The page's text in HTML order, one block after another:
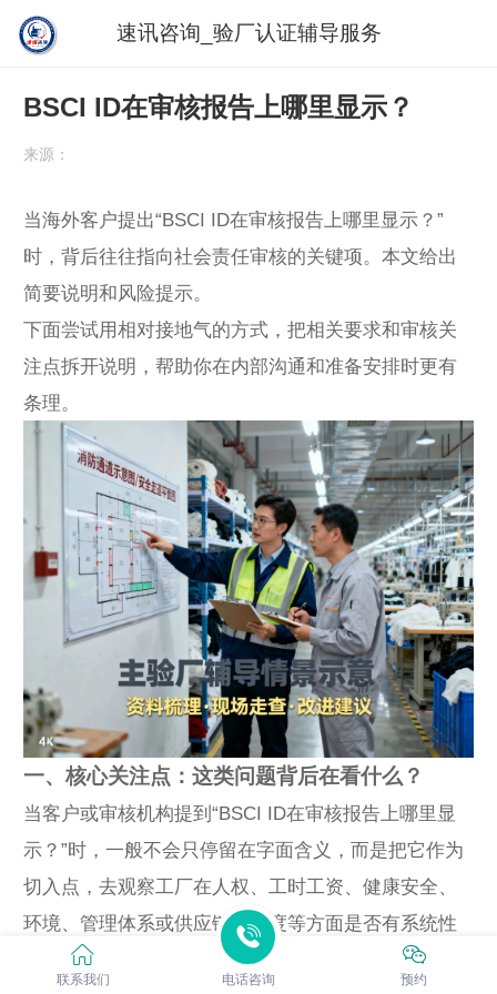
速讯咨询_验厂认证辅导服务
BSCI ID在审核报告上哪里显示？
来源：
当海外客户提出“BSCI ID在审核报告上哪里显示？”
时，背后往往指向社会责任审核的关键项。本文给出
简要说明和风险提示。
下面尝试用相对接地气的方式，把相关要求和审核关
注点拆开说明，帮助你在内部沟通和准备安排时更有
条理。
一、核心关注点：这类问题背后在看什么？
当客户或审核机构提到“BSCI ID在审核报告上哪里显
示？”时，一般不会只停留在字面含义，而是把它作为
切入点，去观察工厂在人权、工时工资、健康安全、
环境、管理体系或供应链透明度等方面是否有系统性
的薄弱环节。
联系我们 电话咨询 预约